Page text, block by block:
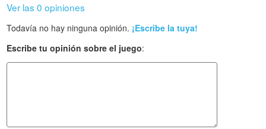
Ver las 0 opiniones
Todavía no hay ninguna opinión. ¡Escribe la tuya!
Escribe tu opinión sobre el juego: